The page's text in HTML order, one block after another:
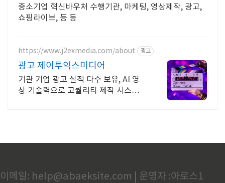
중소기업 혁신바우처 수행기관, 마케팅, 영상제작, 광고,
쇼핑라이브, 등 등
https://www.j2exmedia.com/about 광고
광고 제이투익스미디어
기관 기업 광고 실적 다수 보유, AI 영
상 기술력으로 고퀄리티 제작 시스템
이메일: help@abaeksite.com | 운영자 :아로스1